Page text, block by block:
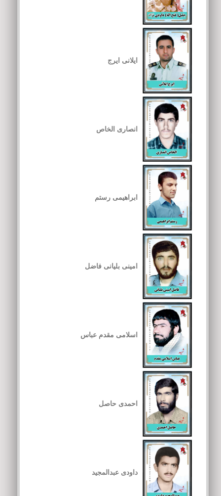
ایلانی ایرج
انصاری الخاص
ابراهیمی رستم
امینی بلیانی فاضل
اسلامی مقدم عباس
احمدی حاصل
داودی عبدالمجید